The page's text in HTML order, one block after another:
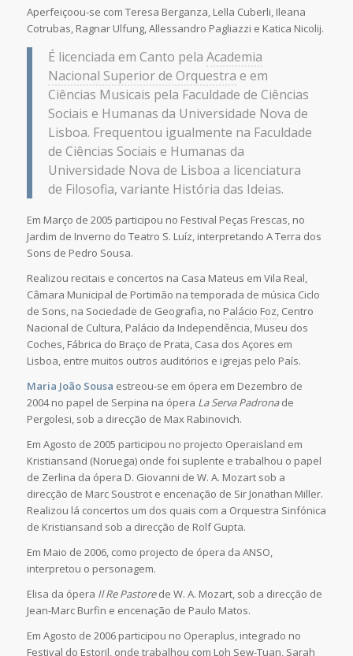
Aperfeiçoou-se com Teresa Berganza, Lella Cuberli, Ileana
Cotrubas, Ragnar Ulfung, Allessandro Pagliazzi e Katica Nicolij.
É licenciada em Canto pela Academia
Nacional Superior de Orquestra e em
Ciências Musicais pela Faculdade de Ciências
Sociais e Humanas da Universidade Nova de
Lisboa. Frequentou igualmente na Faculdade
de Ciências Sociais e Humanas da
Universidade Nova de Lisboa a licenciatura
de Filosofia, variante História das Ideias.
Em Março de 2005 participou no Festival Peças Frescas, no
Jardim de Inverno do Teatro S. Luíz, interpretando A Terra dos
Sons de Pedro Sousa.
Realizou recitais e concertos na Casa Mateus em Vila Real,
Câmara Municipal de Portimão na temporada de música Ciclo
de Sons, na Sociedade de Geografia, no Palácio Foz , Centro
Nacional de Cultura, Palácio da Independência, Museu dos
Coches, Fábrica do Braço de Prata, Casa dos Açores em
Lisboa, entre muitos outros auditórios e igrejas pelo País.
Maria João Sousa estreou-se em ópera em Dezembro de
2004 no papel de Serpina na ópera La Serva Padronade
Pergolesi, sob a direcção de Max Rabinovich.
Em Agosto de 2005 participou no projecto Operaisland em
Kristiansand (Noruega) onde foi suplente e trabalhou o papel
de Zerlina da ópera D. Giovanni de W. A. Mozart sob a
direcção de Marc Soustrot e encenação de Sir Jonathan Miller.
Realizou lá concertos um dos quais com a Orquestra Sinfónica
de Kristiansand sob a direcção de Rolf Gupta.
Em Maio de 2006, como projecto de ópera da ANSO,
interpretou o personagem.
Elisa da ópera Il Re Pastorede W. A. Mozart, sob a direcção de
Jean-Marc Burfin e encenação de Paulo Matos.
Em Agosto de 2006 participou no Operaplus, integrado no
Festival do Estoril, onde trabalhou com Loh Sew-Tuan, Sarah